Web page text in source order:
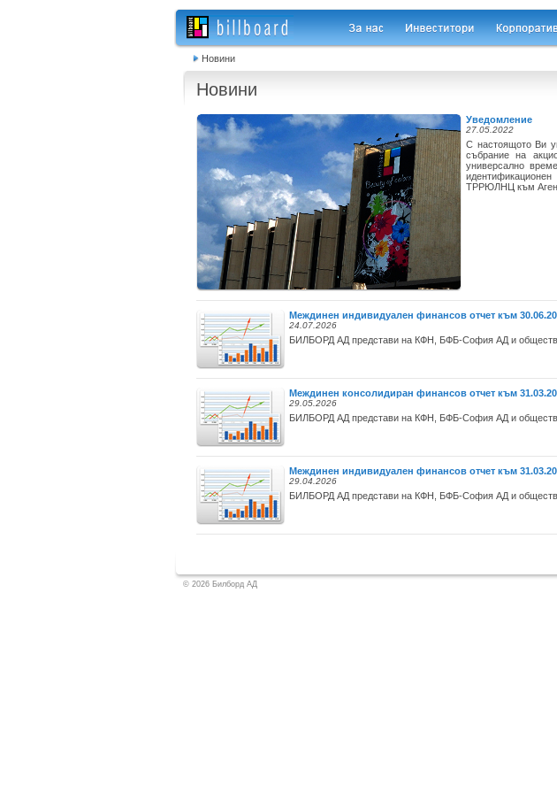
Новини
Новини
Уведомление
27.05.2022
С настоящото Ви
събрание на
универсално
ТРРЮЛНЦ към
Междинен индивидуален финансов отчет към
24.07.2026
БИЛБОРД АД представи на КФН, БФБ-София АД и
Междинен консолидиран финансов отчет към
29.05.2026
БИЛБОРД АД представи на КФН, БФБ-София АД и
Междинен индивидуален финансов отчет към
29.04.2026
БИЛБОРД АД представи на КФН, БФБ-София АД и
© 2026 Билборд АД